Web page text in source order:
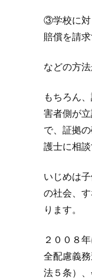
③学校に対
賠償を請
などの方法
もちろん
害者側が
で、証拠
護士に相談
いじめは
の社会、
ります。
２００８
全配慮義
法５条）